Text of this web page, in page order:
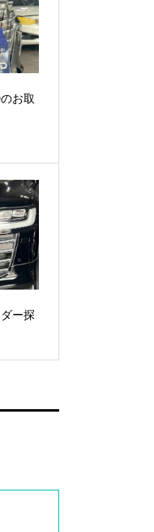
お取
ー探